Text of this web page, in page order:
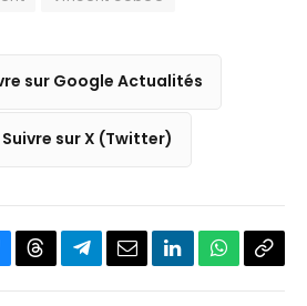
sur Google Actualités
Suivre sur X (Twitter)
ThreadsPartagerEmailLinkedInWhatsApp